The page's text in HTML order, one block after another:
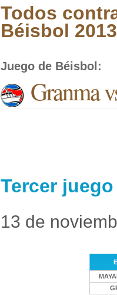
Todos
Béisbol
Juego de Béisbol :
Granma
Tercer
13 de